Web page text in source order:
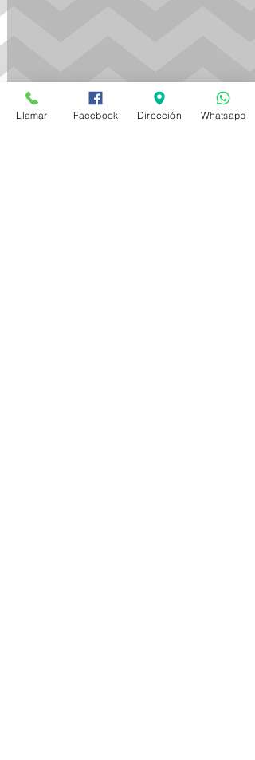
Llamar Facebook Dirección Whatsapp